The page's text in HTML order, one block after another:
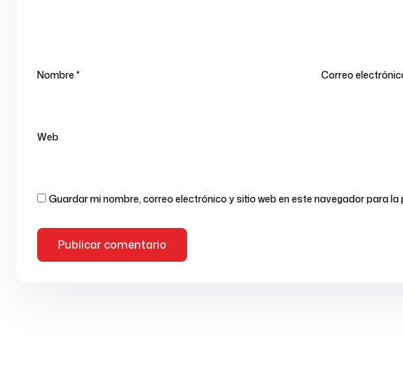
Nombre * Correo
Web
Guardar mi nombre, correo electrónico y sitio web en este navegador para